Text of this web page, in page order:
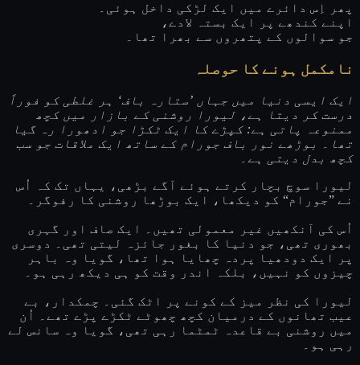
پھر اِس دائرے میں ایک لڑکی داخل ہوئی۔
اپنے کندھے پر ایک بستہ لادے،
جو سوالوں کے پتھروں سے بھرا تھا۔
نامکمل ہونے کا حوصلہ
ایک ایسی دنیا میں جہاں ’ستارہ باف‘ ہر غلطی کو فوراً
درست کر دیتا ہے، لیورا روشنی کے بازار میں کچھ
ممنوعہ پاتی ہے: کپڑے کا ایک ٹکڑا جو ادھورا رہ گیا
تھا۔ بوڑھے نور باف جورام کے ساتھ ایک ملاقات جو سب
کچھ بدل دیتی ہے۔
لیورا سوچ بچار کرتے ہوئے آگے بڑھی، یہاں تک کہ اُس
نے ”جورام“ کو دیکھا، ایک بوڑھا روشنی کا رفوگر۔
اُس کی آنکھیں غیر معمولی تھیں۔ ایک صاف اور گہری
بھوری تھی، جو دنیا کا بغور جائزہ لیتی تھی۔ دوسری
پر ایک دودھیا پردہ چھایا ہوا تھا، گویا وہ باہر
چیزوں کو نہیں، بلکہ اندر وقت کو ہی دیکھ رہی ہو۔
لیورا کی نظر میز کے کونے پر اٹک گئی۔ چمکدار، بے
عیب تھانوں کے درمیان کچھ چھوٹے ٹکڑے پڑے تھے۔ اُن
میں روشنی بے قاعدہ ٹمٹما رہی تھی، گویا وہ سانس لے
رہی ہو۔